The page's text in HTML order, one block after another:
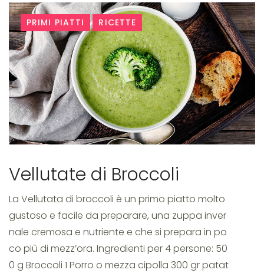
Tag:
Ricetta
Vellutata
di
Broccoli
PRIMI PIATTI RICETTE
Vellutate di Broccoli
La Vellutata di broccoli è un primo piatto molto
gustoso e facile da preparare, una zuppa inver
nale cremosa e nutriente e che si prepara in po
co più di mezz’ora. Ingredienti per 4 persone: 50
0 g Broccoli 1 Porro o mezza cipolla 300 gr patat